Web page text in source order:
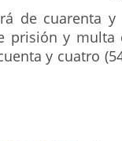
de cuarenta
prisión y
y cuatro